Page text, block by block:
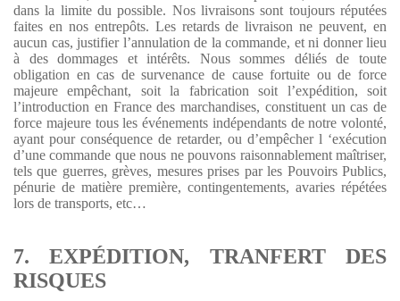
dans la limite du possible. Nos livraisons sont toujours réputées
faites en nos entrepôts. Les retards de livraison ne peuvent, en
aucun cas, justifier l’annulation de la commande, et ni donner lieu
à des dommages et intérêts. Nous sommes déliés de toute
obligation en cas de survenance de cause fortuite ou de force
majeure empêchant, soit la fabrication soit l’expédition, soit
l’introduction en France des marchandises, constituent un cas de
force majeure tous les événements indépendants de notre volonté,
ayant pour conséquence de retarder, ou d’empêcher l ‘exécution
d’une commande que nous ne pouvons raisonnablement maîtriser,
tels que guerres, grèves, mesures prises par les Pouvoirs Publics,
pénurie de matière première, contingentements, avaries répétées
lors de transports, etc…
7. EXPÉDITION, TRANFERT DES
RISQUES